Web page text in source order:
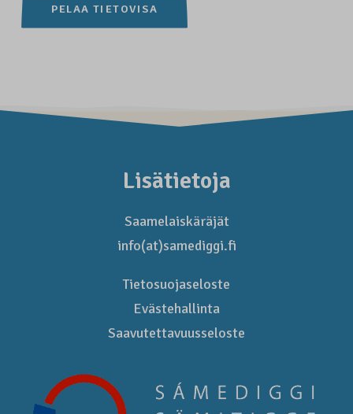
PELAA TIETOVISA
Lisätietoja
Saamelaiskäräjät
info(at)samediggi.fi
Tietosuojaseloste
Evästehallinta
Saavutettavuusseloste